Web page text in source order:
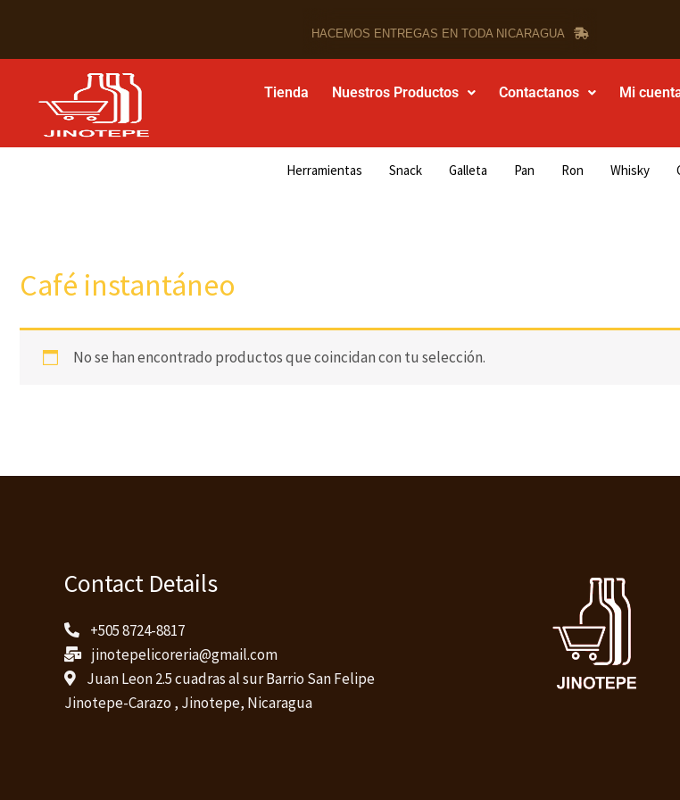
contenido
HACEMOS ENTREGAS EN TODA NICARAGUA
Tienda Nuestros Productos Contactanos Mi
Herramientas Snack Galleta Pan Ron Whisky
Café instantáneo
No se han encontrado productos que coincidan con tu selección.
Contact Details
+505 8724-8817
jinotepelicoreria@gmail.com
Juan Leon 2.5 cuadras al sur Barrio San Felipe
Jinotepe-Carazo , Jinotepe, Nicaragua